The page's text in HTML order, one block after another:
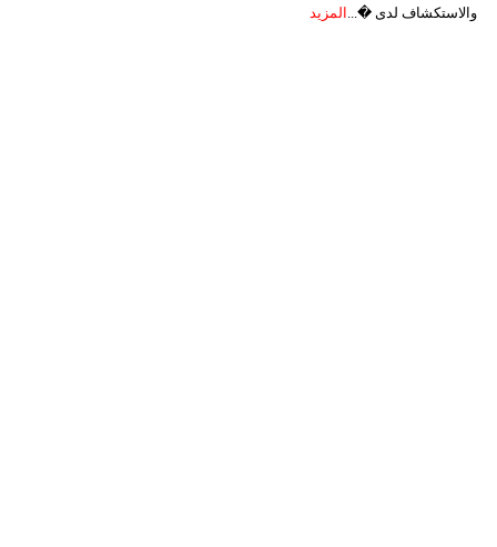
والاستكشاف لدى �... المزيد